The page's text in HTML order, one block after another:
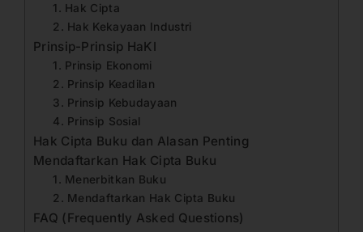
1. Hak Cipta
2. Hak Kekayaan Industri
Prinsip-Prinsip HaKI
1. Prinsip Ekonomi
2. Prinsip Keadilan
3. Prinsip Kebudayaan
4. Prinsip Sosial
Hak Cipta Buku dan Alasan Penting
Mendaftarkan Hak Cipta Buku
1. Menerbitkan Buku
2. Mendaftarkan Hak Cipta Buku
FAQ (Frequently Asked Questions)